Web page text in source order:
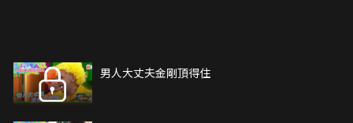
男人大丈夫金剛頂得住